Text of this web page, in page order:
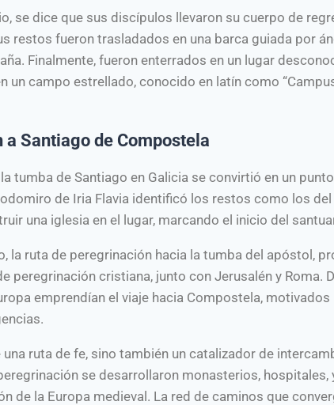
se dice que sus discípulos llevaron su cuerpo de
restos fueron trasladados en una barca guiada por
Finalmente, fueron enterrados en un lugar
un campo estrellado, conocido en latín como
Santiago de Compostela
tumba de Santiago en Galicia se convirtió en un
de Iria Flavia identificó los restos como los
una iglesia en el lugar, marcando el inicio del
la ruta de peregrinación hacia la tumba del apóstol,
peregrinación cristiana, junto con Jerusalén y Roma.
emprendían el viaje hacia Compostela,
una ruta de fe, sino también un catalizador de
se desarrollaron monasterios, hospitales,
de la Europa medieval. La red de caminos que